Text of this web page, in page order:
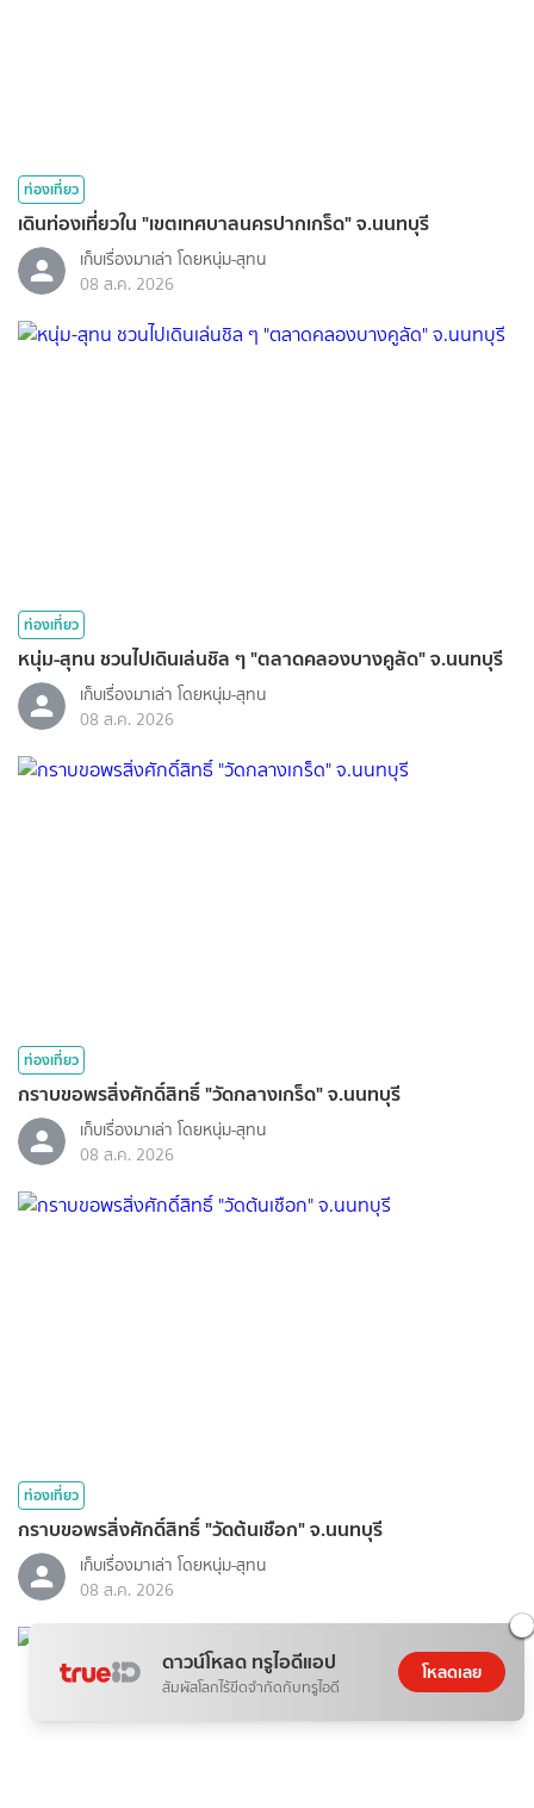
ท่องเที่ยว
เดินท่องเที่ยวใน "เขตเทศบาลนครปากเกร็ด" จ.นนทบุรี
เก็บเรื่องมาเล่า โดยหนุ่ม-สุทน
08 ส.ค. 2026
ท่องเที่ยว
หนุ่ม-สุทน ชวนไปเดินเล่นชิล ๆ "ตลาดคลองบางคูลัด" จ.นนทบุรี
เก็บเรื่องมาเล่า โดยหนุ่ม-สุทน
08 ส.ค. 2026
ท่องเที่ยว
กราบขอพรสิ่งศักดิ์สิทธิ์ "วัดกลางเกร็ด" จ.นนทบุรี
เก็บเรื่องมาเล่า โดยหนุ่ม-สุทน
08 ส.ค. 2026
ท่องเที่ยว
กราบขอพรสิ่งศักดิ์สิทธิ์ "วัดต้นเชือก" จ.นนทบุรี
เก็บเรื่องมาเล่า โดยหนุ่ม-สุทน
08 ส.ค. 2026
ดาวน์โหลด ทรูไอดีแอป
สัมผัสโลกไร้ขีดจำกัดกับทรูไอดี
โหลดเลย